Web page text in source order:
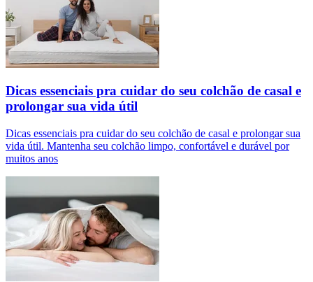
Dicas essenciais pra cuidar do seu colchão de casal e
prolongar sua vida útil
Dicas essenciais pra cuidar do seu colchão de casal e prolongar sua
vida útil. Mantenha seu colchão limpo, confortável e durável por
muitos anos